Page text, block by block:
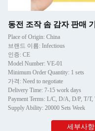
동전 조작 솜 감자 판매
Place of Origin: China
브랜드 이름: Infectious
인증: CE
Model Number: VE-01
Minimum Order Quantity: 1 sets
가격: Need to negotiate
Delivery Time: 7-15 work days
Payment Terms: L/C, D/A, D/P, T/T,
Supply Ability: 20000 Sets Week
세부사항